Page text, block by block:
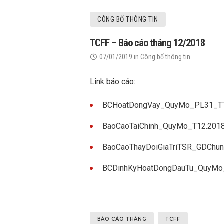
CÔNG BỐ THÔNG TIN
TCFF – Báo cáo tháng 12/2018
07/01/2019 in Công bố thông tin
Link báo cáo:
BÁO CÁO THÁNG TCFF